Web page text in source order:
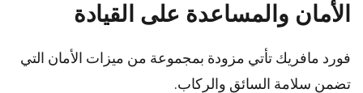
الأمان والمساعدة على القيادة
فورد مافريك تأتي مزودة بمجموعة من ميزات الأمان التي
تضمن سلامة السائق والركاب.